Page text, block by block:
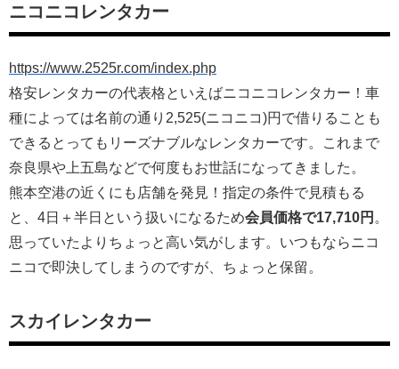
ニコニコレンタカー
https://www.2525r.com/index.php
格安レンタカーの代表格といえばニコニコレンタカー！車
種によっては名前の通り2,525(ニコニコ)円で借りることも
できるとってもリーズナブルなレンタカーです。これまで
奈良県や上五島などで何度もお世話になってきました。
熊本空港の近くにも店舗を発見！指定の条件で見積もる
と、4日＋半日という扱いになるため会員価格で17,710円 。
思っていたよりちょっと高い気がします。いつもならニコ
ニコで即決してしまうのですが、ちょっと保留。
スカイレンタカー